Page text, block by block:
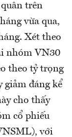
trên
vừa qua,
Xét theo
nhóm VN30
theo tỷ trọng
giảm đáng kể
cho thấy
cổ phiếu
với